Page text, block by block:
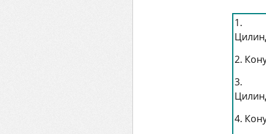
1.
2.
3.
4.